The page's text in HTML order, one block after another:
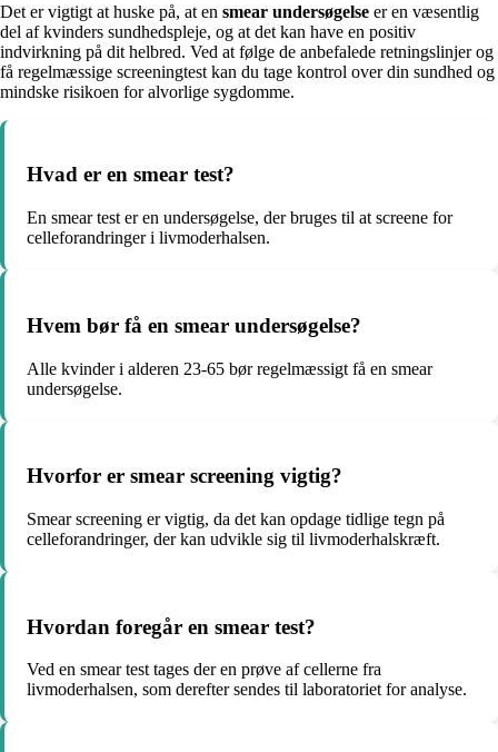
Det er vigtigt at huske på, at en smear undersøgelse er en væsentlig
del af kvinders sundhedspleje, og at det kan have en positiv
indvirkning på dit helbred. Ved at følge de anbefalede retningslinjer og
få regelmæssige screeningtest kan du tage kontrol over din sundhed og
mindske risikoen for alvorlige sygdomme.
Hvad er en smear test?
En smear test er en undersøgelse, der bruges til at screene for
celleforandringer i livmoderhalsen.
Hvem bør få en smear undersøgelse?
Alle kvinder i alderen 23-65 bør regelmæssigt få en smear
undersøgelse.
Hvorfor er smear screening vigtig?
Smear screening er vigtig, da det kan opdage tidlige tegn på
celleforandringer, der kan udvikle sig til livmoderhalskræft.
Hvordan foregår en smear test?
Ved en smear test tages der en prøve af cellerne fra
livmoderhalsen, som derefter sendes til laboratoriet for analyse.